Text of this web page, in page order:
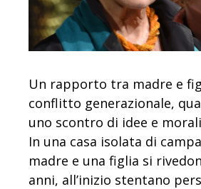
Un rapporto tra madre e
conflitto generazionale,
uno scontro di idee e
In una casa isolata di
madre e una figlia si
anni, all’inizio stentano